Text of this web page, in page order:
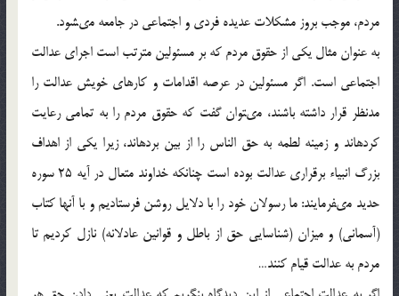
مردم، موجب بروز مشكلات عديده فردى و اجتماعى در جامعه مى‏شود.
به عنوان مثال يكى از حقوق مردم كه بر مسئولين مترتب است اجراى عدالت
اجتماعى است. اگر مسئولين در عرصه اقدامات و كارهاي خويش عدالت را
مدنظر قرار داشته باشند، مى‏توان گفت كه حقوق مردم را به تمامي رعايت
كرده‏اند و زمينه لطمه به حق الناس را از بين برده‏اند، زيرا يكى از اهداف
بزرگ انبياء برقرارى عدالت بوده است چنانكه خداوند متعال در آيه 25 سوره
حديد مى‏فرمايند: ما رسولان خود را با دلايل روشن فرستاديم و با آنها كتاب
(آسمانى) و ميزان (شناسايى حق از باطل و قوانين عادلانه) نازل كرديم تا
مردم به عدالت قيام كنند…